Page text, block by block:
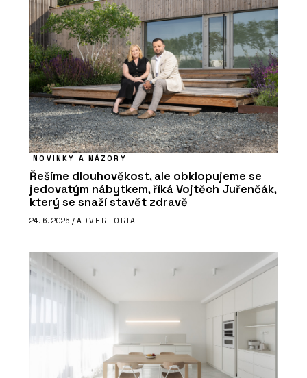
NOVINKY A NÁZORY
Řešíme dlouhověkost, ale obklopujeme se
jedovatým nábytkem, říká Vojtěch Juřenčák,
který se snaží stavět zdravě
24. 6. 2026 / ADVERTORIAL